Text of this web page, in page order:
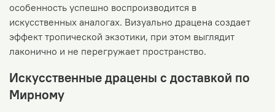
особенность успешно воспроизводится в
искусственных аналогах. Визуально драцена создает
эффект тропической экзотики, при этом выглядит
лаконично и не перегружает пространство.
Искусственные драцены с доставкой по
Мирному